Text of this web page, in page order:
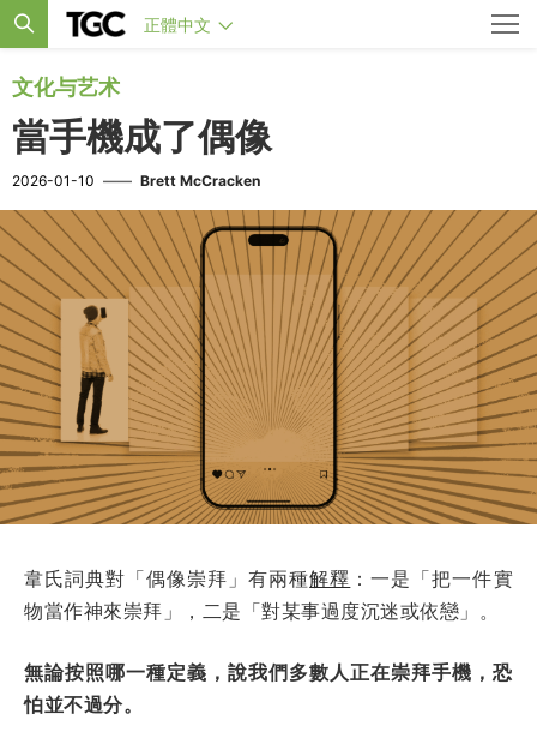
正體中文
文化与艺术
當手機成了偶像
2026-01-10 —— Brett McCracken
韋氏詞典對「偶像崇拜」有兩種解釋 ：一是「把一件實
物當作神來崇拜」，二是「對某事過度沉迷或依戀」。
無論按照哪一種定義，說我們多數人正在崇拜手機，恐
怕並不過分。